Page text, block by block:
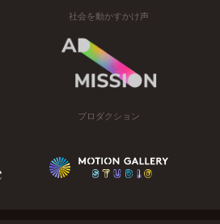
社会を動かすかけ声
プロダクション